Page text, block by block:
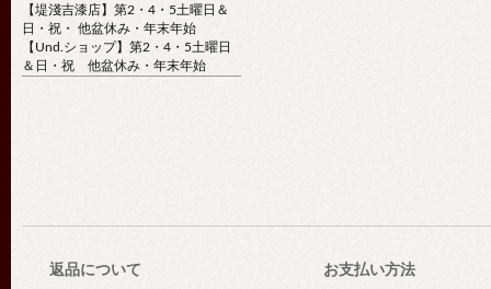
【堤淺吉漆店】第2・4・5土曜日＆
日・祝・ 他盆休み・年末年始
【Und.ショップ】第2・4・5土曜日
＆日・祝 他盆休み・年末年始
返品について お支払い方法